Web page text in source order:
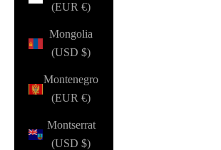
(EUR €)
Mongolia
(USD $)
Montenegro
(EUR €)
Montserrat
(USD $)